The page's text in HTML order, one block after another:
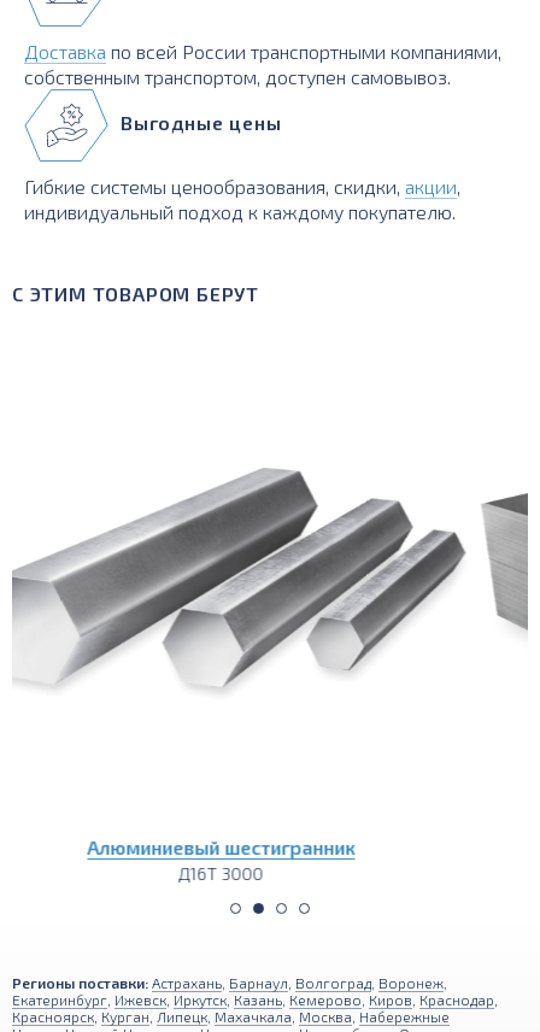
Доставка по всей России транспортными компаниями,
собственным транспортом, доступен самовывоз.
Выгодные цены
Гибкие системы ценообразования, скидки, акции,
индивидуальный подход к каждому покупателю.
С ЭТИМ ТОВАРОМ БЕРУТ
Алюминиевый лист
Д16Т 1200х3000
Регионы поставки: Астрахань Барнаул Волгоград Воронеж
Екатеринбург Ижевск Иркутск Казань Кемерово Киров Краснодар
Красноярск Курган Липецк Махачкала Москва Набережные